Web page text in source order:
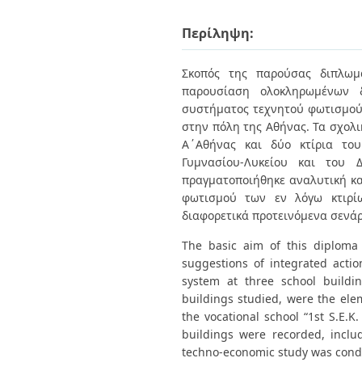
Περίληψη:
Σκοπός της παρούσας
παρουσίαση ολοκληρωμένων
συστήματος τεχνητού
στην πόλη της Αθήνας. Τα
Α΄Αθήνας και δύο κτίρια
Γυμνασίου-Λυκείου και
πραγματοποιήθηκε αναλυτική
φωτισμού των εν λόγω
διαφορετικά προτεινόμενα
The basic aim of this
suggestions of integrated
system at three school
buildings studied, were the
the vocational school “1st
buildings were recorded,
techno-economic study was